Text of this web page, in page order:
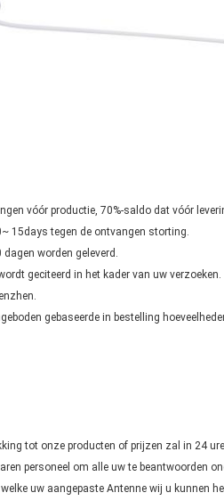
vóór productie, 70%-saldo dat vóór
15days tegen de ontvangen storting.
dagen worden geleverd.
geciteerd in het kader van uw verzoeken.
gebaseerde in bestelling
tot onze producten of prijzen zal in 24
personeel om alle uw te beantwoorden
uw aangepaste Antenne wij u kunnen